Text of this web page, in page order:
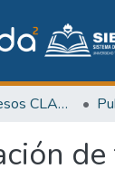
RedGuia / Congresos CLABES